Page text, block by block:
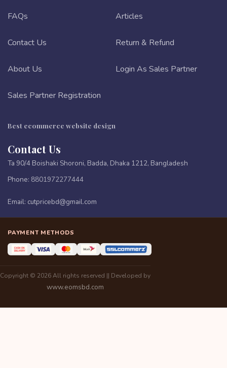
FAQs Articles
Contact Us Return & Refund
About Us Login As Sales Partner
Sales Partner Registration
Best ecommerce website design
Contact Us
Ta 90/4 Boishaki Shoroni, Badda, Dhaka 1212, Bangladesh
Phone: 8801972277444
Email: cutpricebd@gmail.com
PAYMENT METHODS
Copyright © 2026 All rights reserved || Developed by
www.eomsbd.com